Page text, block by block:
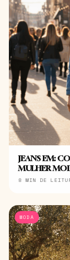
JEANS EM:
MULHER
8 MIN DE
MODA